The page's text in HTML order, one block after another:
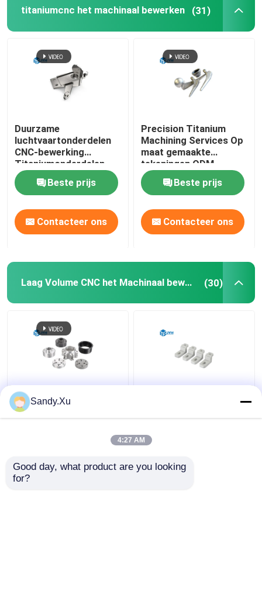
titaniumcnc het machinaal bewerken (31)
Duurzame
luchtvaartonderdelen
CNC-bewerking
Titaniumonderdelen
0.01-0.005 mm
TolerantieBeste prijs
Contacteer ons
Precision Titanium
Machining Services Op
maat gemaakte
tekeningen ODM
beschikbaar
Beste prijs
Contacteer ons
Laag Volume CNC het Machinaal bewerken (30)
JYH Low Volume CNC
Machining Leverancier
batch CNC bewerking
leverancier
Sandy.Xu
4:27 AM
Good day, what product are you looking
for?